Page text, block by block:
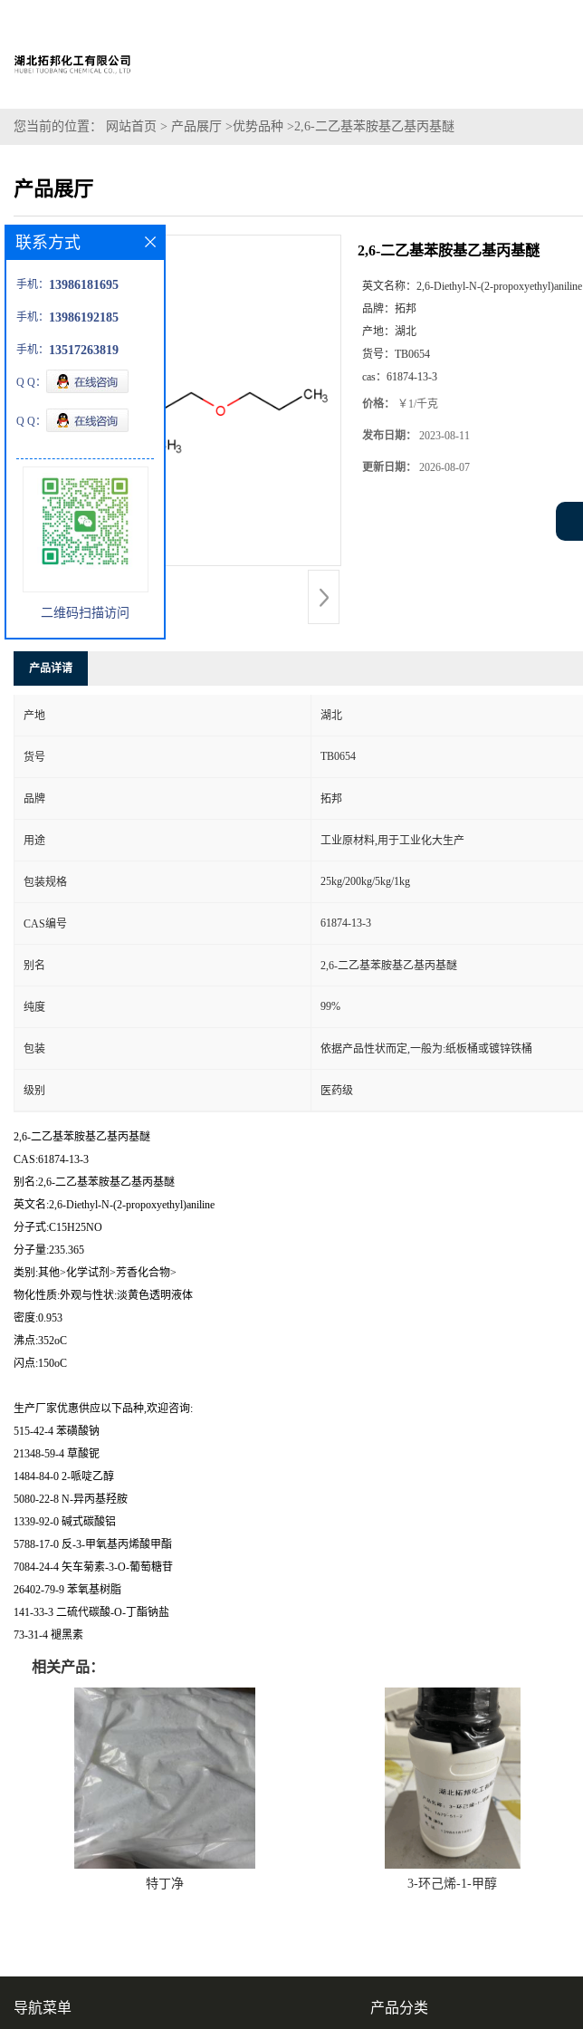
您当前的位置： 网站首页 > 产品展厅 >优势品种 >2,6-二乙基苯胺基乙基丙基醚
产品展厅
2,6-二乙基苯胺基乙基丙基醚
英文名称： 2,6-Diethyl-N-(2-propoxyethyl)aniline
品牌： 拓邦
产地： 湖北
货号： TB0654
cas： 61874-13-3
价格： ￥1/千克
发布日期： 2023-08-11
更新日期： 2026-08-07
产品详请
产地 湖北
货号 TB0654
品牌 拓邦
用途 工业原材料,用于工业化大生产
包装规格 25kg/200kg/5kg/1kg
CAS编号 61874-13-3
别名 2,6-二乙基苯胺基乙基丙基醚
纯度 99%
包装 依据产品性状而定,一般为:纸板桶或镀锌铁桶
级别 医药级
2,6-二乙基苯胺基乙基丙基醚
CAS:61874-13-3
别名:2,6-二乙基苯胺基乙基丙基醚
英文名:2,6-Diethyl-N-(2-propoxyethyl)aniline
分子式:C15H25NO
分子量:235.365
类别:其他>化学试剂>芳香化合物>
物化性质:外观与性状:淡黄色透明液体
密度:0.953
沸点:352oC
闪点:150oC
生产厂家优惠供应以下品种,欢迎咨询:
515-42-4 苯磺酸钠
21348-59-4 草酸铌
1484-84-0 2-哌啶乙醇
5080-22-8 N-异丙基羟胺
1339-92-0 碱式碳酸铝
5788-17-0 反-3-甲氧基丙烯酸甲酯
7084-24-4 矢车菊素-3-O-葡萄糖苷
26402-79-9 苯氧基树脂
141-33-3 二硫代碳酸-O-丁酯钠盐
73-31-4 褪黑素
相关产品：
特丁净 3-环己烯-1-甲醇
联系方式
手机： 13986181695
手机： 13986192185
手机： 13517263819
Q Q：
Q Q：
二维码扫描访问
导航菜单 产品分类